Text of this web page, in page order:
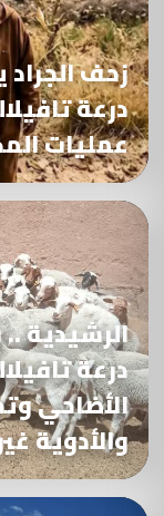
زحف
درعة
عمليات
الرشيدية
درعة
الأضاحي
والأدوية